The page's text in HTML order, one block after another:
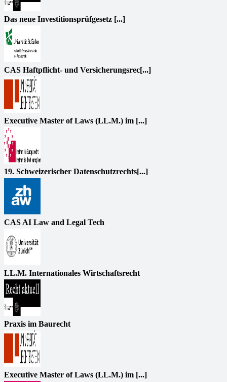
Das neue Investitionsprüfgesetz [...]
CAS Haftpflicht- und Versicherungsrec[...]
Executive Master of Laws (LL.M.) im [...]
19. Schweizerischer Datenschutzrechts[...]
CAS AI Law and Legal Tech
LL.M. Internationales Wirtschaftsrecht
Praxis im Baurecht
Executive Master of Laws (LL.M.) im [...]